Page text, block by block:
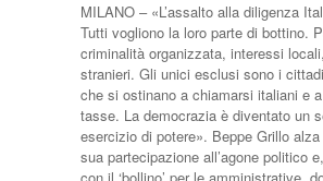
MILANO – «L’assalto alla diligenza
Tutti vogliono la loro parte di bottino.
criminalità organizzata, interessi
stranieri. Gli unici esclusi sono i
che si ostinano a chiamarsi italiani e
tasse. La democrazia è diventato un
esercizio di potere». Beppe Grillo
sua partecipazione all’agone politico